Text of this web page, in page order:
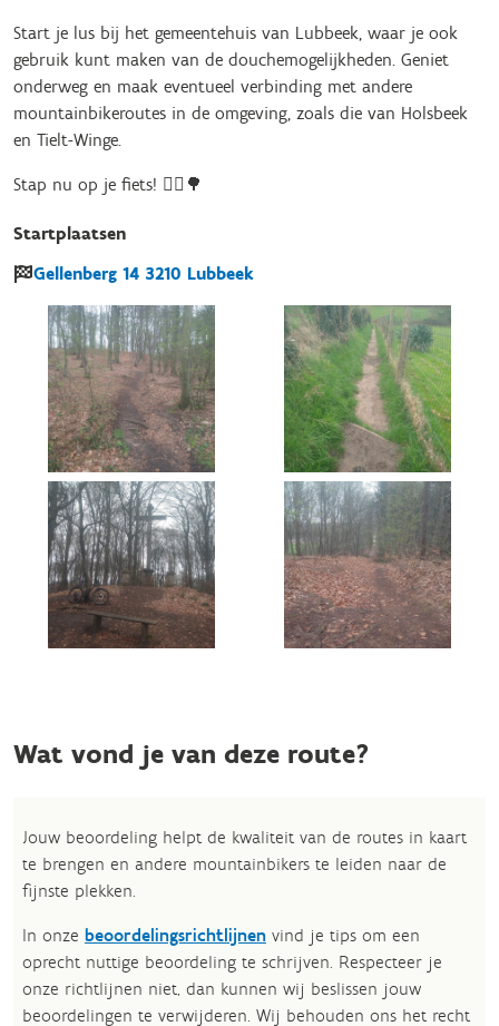
Start je lus bij het gemeentehuis van Lubbeek, waar je ook
gebruik kunt maken van de douchemogelijkheden. Geniet
onderweg en maak eventueel verbinding met andere
mountainbikeroutes in de omgeving, zoals die van Holsbeek
en Tielt-Winge.
Stap nu op je fiets! 🚴‍♂️🌳
Startplaatsen
Gellenberg 14 3210 Lubbeek
Wat vond je van deze route?
Jouw beoordeling helpt de kwaliteit van de routes in kaart
te brengen en andere mountainbikers te leiden naar de
fijnste plekken.
In onze beoordelingsrichtlijnen vind je tips om een
oprecht nuttige beoordeling te schrijven. Respecteer je
onze richtlijnen niet, dan kunnen wij beslissen jouw
beoordelingen te verwijderen. Wij behouden ons het recht